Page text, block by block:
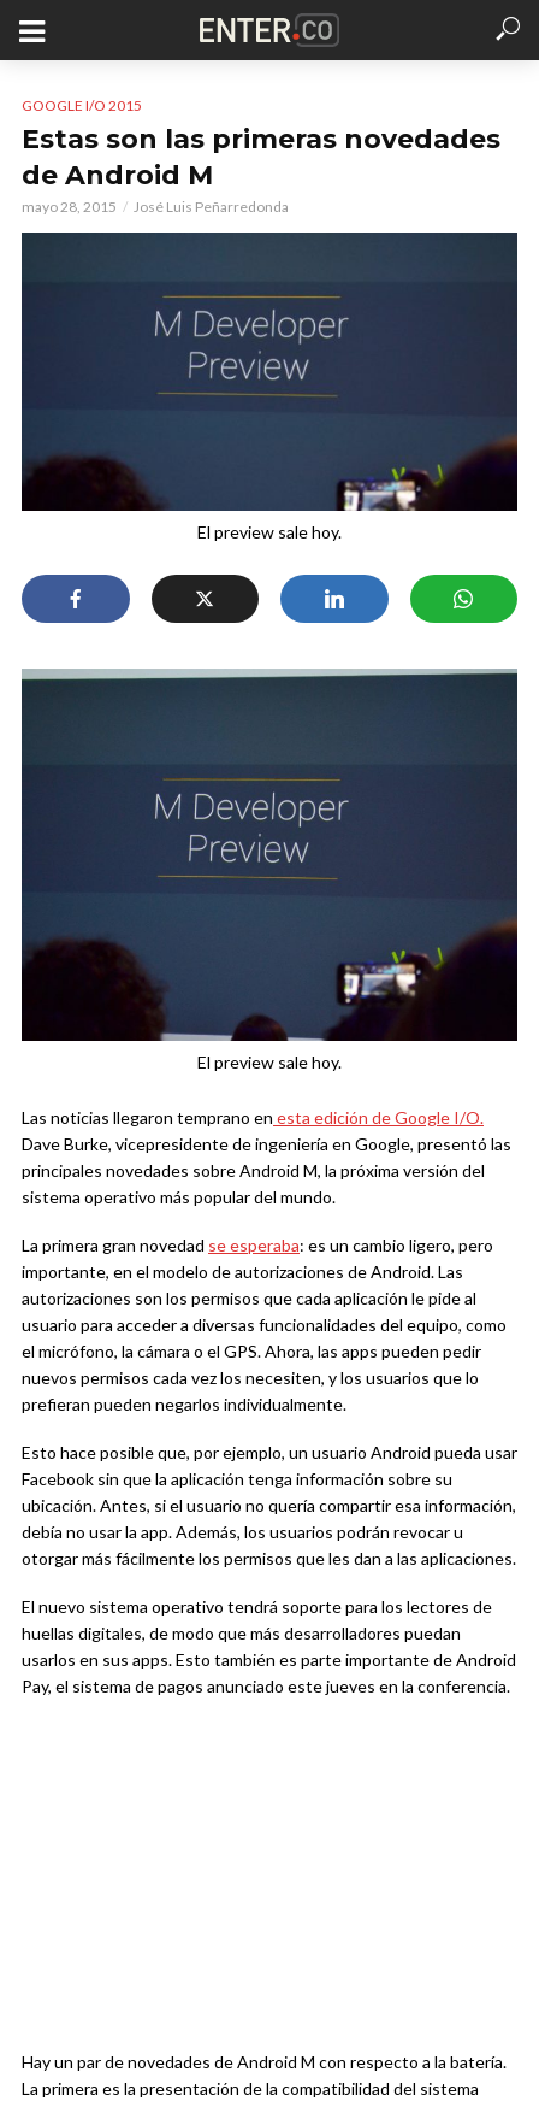
GOOGLE I/O 2015
Estas son las primeras novedades
de Android M
mayo 28, 2015 José Luis Peñarredonda
El preview sale hoy.
El preview sale hoy.
Las noticias llegaron temprano en esta edición de Google I/O.
Dave Burke, vicepresidente de ingeniería en Google, presentó las
principales novedades sobre Android M, la próxima versión del
sistema operativo más popular del mundo.
La primera gran novedad se esperaba: es un cambio ligero, pero
importante, en el modelo de autorizaciones de Android. Las
autorizaciones son los permisos que cada aplicación le pide al
usuario para acceder a diversas funcionalidades del equipo, como
el micrófono, la cámara o el GPS. Ahora, las apps pueden pedir
nuevos permisos cada vez los necesiten, y los usuarios que lo
prefieran pueden negarlos individualmente.
Esto hace posible que, por ejemplo, un usuario Android pueda usar
Facebook sin que la aplicación tenga información sobre su
ubicación. Antes, si el usuario no quería compartir esa información,
debía no usar la app. Además, los usuarios podrán revocar u
otorgar más fácilmente los permisos que les dan a las aplicaciones.
El nuevo sistema operativo tendrá soporte para los lectores de
huellas digitales, de modo que más desarrolladores puedan
usarlos en sus apps. Esto también es parte importante de Android
Pay, el sistema de pagos anunciado este jueves en la conferencia.
Hay un par de novedades de Android M con respecto a la batería.
La primera es la presentación de la compatibilidad del sistema